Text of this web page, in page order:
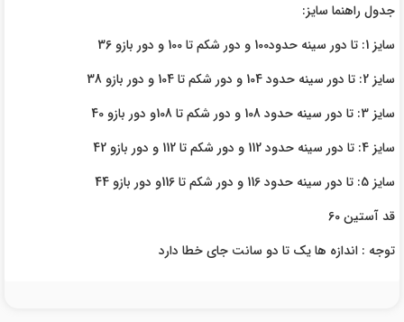
جدول راهنما سایز:
سایز 1: تا دور سینه حدود100 و دور شکم تا 100 و دور بازو 36
سایز 2: تا دور سینه حدود 104 و دور شکم تا 104 و دور بازو 38
سایز 3: تا دور سینه حدود 108 و دور شکم تا 108و دور بازو 40
سایز 4: تا دور سینه حدود 112 و دور شکم تا 112 و دور بازو 42
سایز 5: تا دور سینه حدود 116 و دور شکم تا 116و دور بازو 44
قد آستین 60
توجه : اندازه ها یک تا دو سانت جای خطا دارد